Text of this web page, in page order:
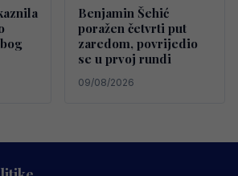
Benjamin Šehić
poražen četvrti put
zaredom, povrijedio
se u prvoj rundi
09/08/2026